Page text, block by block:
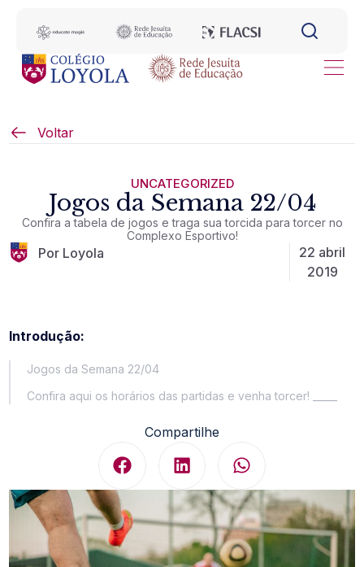
Voltar
UNCATEGORIZED
Jogos da Semana 22/04
Confira a tabela de jogos e traga sua torcida para torcer no
Complexo Esportivo!
Por Loyola
22 abril
2019
Introdução:
Jogos da Semana 22/04
Confira aqui os horários das partidas e venha torcer! _____
Compartilhe